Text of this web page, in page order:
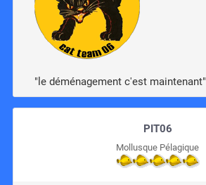
"le déménagement c'est maintenant"
PIT06
Mollusque Pélagique